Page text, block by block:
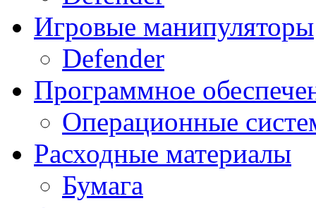
Игровые манипуляторы
Defender
Программное
Операционные
Расходные материалы
Бумага